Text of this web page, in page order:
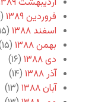
فروردین ۱۳۸۹
(۹)
اسفند ۱۳۸۸
(۱۵)
بهمن ۱۳۸۸
(۱۵)
دی ۱۳۸۸
(۱۶)
آذر ۱۳۸۸
(۱۴)
آبان ۱۳۸۸
(۱۳)